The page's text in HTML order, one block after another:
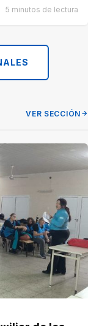
5 minutos de lectura
VER SECCIÓN